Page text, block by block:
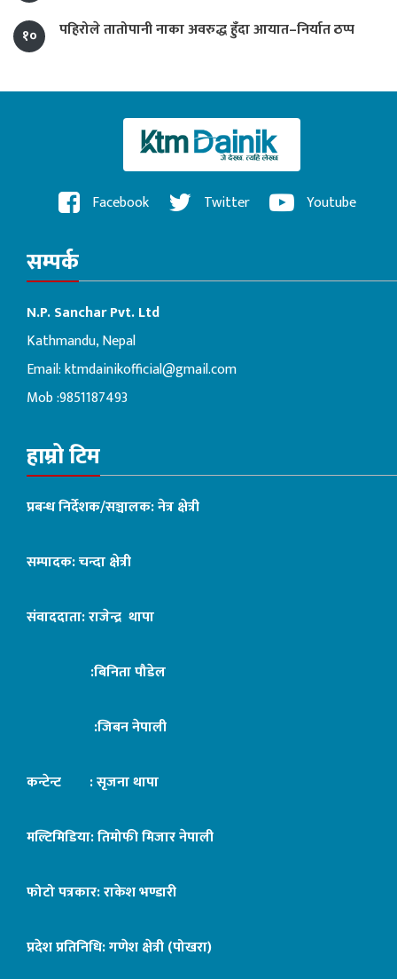
१० पहिरोले तातोपानी नाका अवरुद्ध हुँदा आयात–निर्यात ठप्प
Facebook Twitter Youtube
सम्पर्क
N.P. Sanchar Pvt. Ltd
Kathmandu, Nepal
Email:ktmdainikofficial@gmail.com
Mob :9851187493
हाम्रो टिम
प्रबन्ध निर्देशक/सञ्चालक: नेत्र क्षेत्री
सम्पादक: चन्दा क्षेत्री
संवाददाता: राजेन्द्र थापा
:बिनिता पौडेल
:जिबन नेपाली
कन्टेन्ट : सृजना थापा
मल्टिमिडिया: तिमोफी मिजार नेपाली
फोटो पत्रकार: राकेश भण्डारी
प्रदेश प्रतिनिधि: गणेश क्षेत्री (पोखरा)